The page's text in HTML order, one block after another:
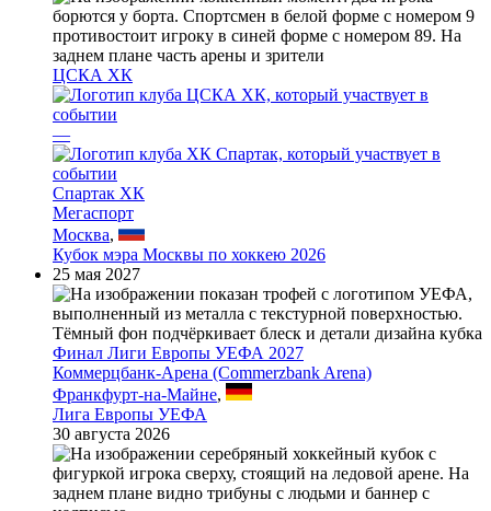
ЦСКА ХК
—
Спартак ХК
Мегаспорт
Москва,
Кубок мэра Москвы по хоккею 2026
25 мая 2027
Финал Лиги Европы УЕФА 2027
Коммерцбанк-Арена (Commerzbank Arena)
Франкфурт-на-Майне,
Лига Европы УЕФА
30 августа 2026